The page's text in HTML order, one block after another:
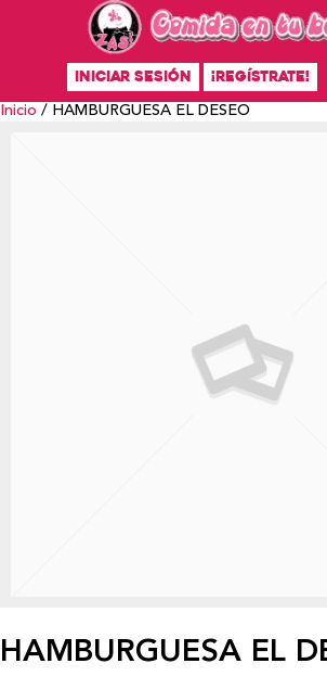
INICIAR SESIÓN ¡REGÍSTRATE!
Inicio / HAMBURGUESA EL DESEO
HAMBURGUESA EL